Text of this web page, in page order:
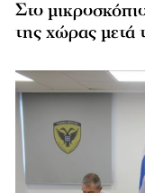
Στο
της χώρας μετά